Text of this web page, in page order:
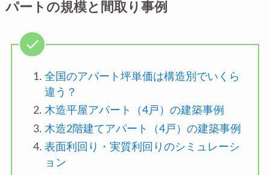
パートの規模と間取り事例
全国のアパート坪単価は構造別でいくら
違う？
木造平屋アパート（4戸）の建築事例
木造2階建てアパート（4戸）の建築事例
表面利回り・実質利回りのシミュレーシ
ョン